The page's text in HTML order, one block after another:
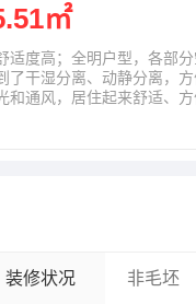
㎡
适度高；全明户型，各部
了干湿分离、动静分离，
和通风，居住起来舒适、
装修状况 非毛坯